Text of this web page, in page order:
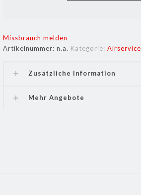
Missbrauch melden
Artikelnummer:n.a. Kategorie:Airservice
Zusätzliche Information
Mehr Angebote